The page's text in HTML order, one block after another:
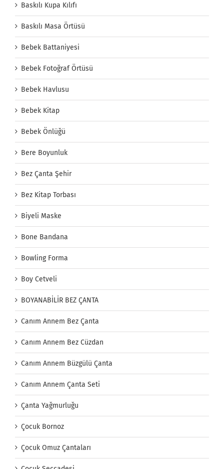
Baskılı Kupa Kılıfı
Baskılı Masa Örtüsü
Bebek Battaniyesi
Bebek Fotoğraf Örtüsü
Bebek Havlusu
Bebek Kitap
Bebek Önlüğü
Bere Boyunluk
Bez Çanta Şehir
Bez Kitap Torbası
Biyeli Maske
Bone Bandana
Bowling Forma
Boy Cetveli
BOYANABİLİR BEZ ÇANTA
Canım Annem Bez Çanta
Canım Annem Bez Cüzdan
Canım Annem Büzgülü Çanta
Canım Annem Çanta Seti
Çanta Yağmurluğu
Çocuk Bornoz
Çocuk Omuz Çantaları